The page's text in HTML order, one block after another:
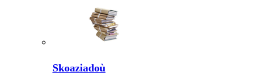
Skoaziadoù